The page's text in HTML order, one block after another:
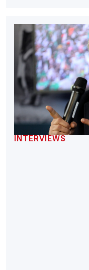
INTERVIEWS